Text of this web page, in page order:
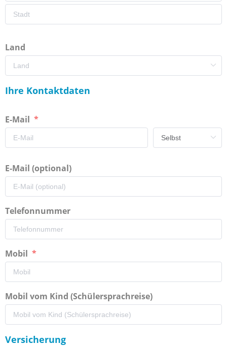
Land
Ihre Kontaktdaten
E-Mail
E-Mail (optional)
Telefonnummer
Mobil
Mobil vom Kind (Schülersprachreise)
Versicherung